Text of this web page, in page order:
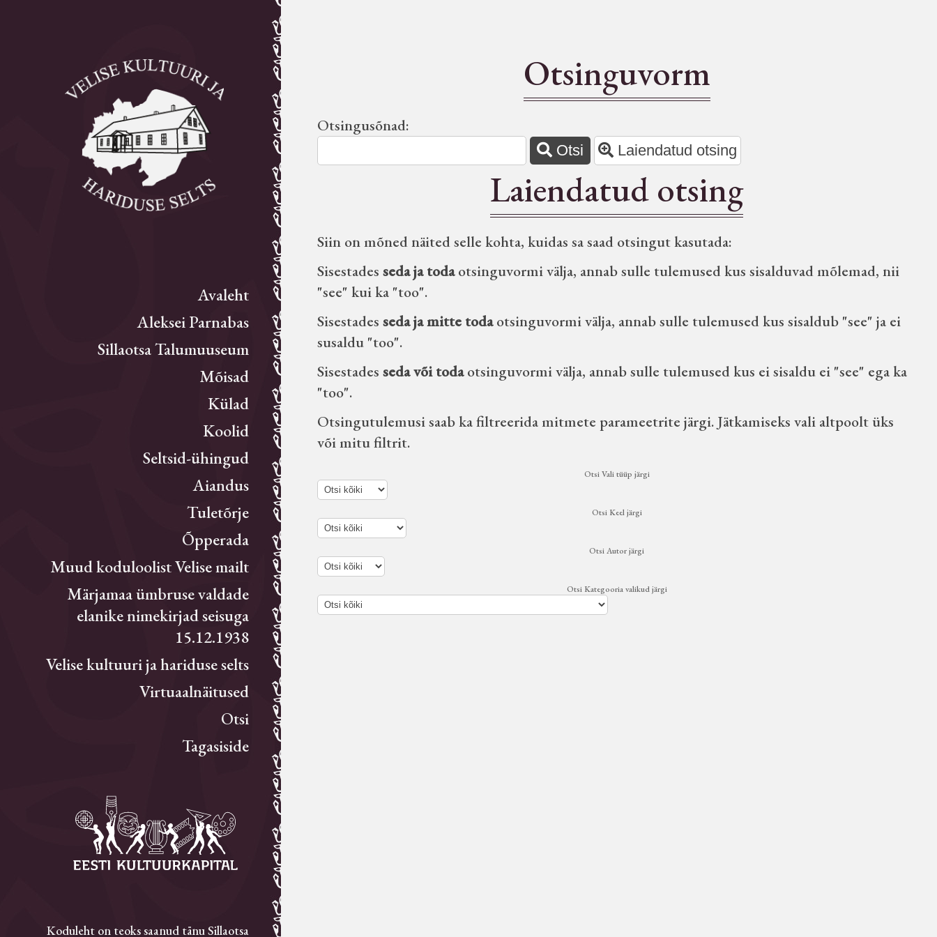
Avaleht
Aleksei Parnabas
Sillaotsa Talumuuseum
Mõisad
Külad
Koolid
Seltsid-ühingud
Aiandus
Tuletõrje
Õpperada
Muud koduloolist Velise mailt
Märjamaa ümbruse valdade
elanike nimekirjad seisuga
15.12.1938
Velise kultuuri ja hariduse selts
Virtuaalnäitused
Otsi
Tagasiside
Koduleht on teoks saanud tänu Sillaotsa
Otsinguvorm
Otsingusõnad:
Type 2 or more characters for
Otsi Laiendatud otsing
Laiendatud otsing
Siin on mõned näited selle kohta, kuidas sa saad otsingut kasutada:
Sisestadesseda ja todaotsinguvormi välja, annab sulle tulemused kus sisalduvad mõlemad, nii
"see" kui ka "too".
Sisestadesseda ja mitte todaotsinguvormi välja, annab sulle tulemused kus sisaldub "see" ja ei
susaldu "too".
Sisestadesseda või todaotsinguvormi välja, annab sulle tulemused kus ei sisaldu ei "see" ega ka
"too".
Otsingutulemusi saab ka filtreerida mitmete parameetrite järgi. Jätkamiseks vali altpoolt üks
või mitu filtrit.
Otsi Vali tüüp järgi
Otsi Keel järgi
Otsi Autor järgi
Otsi Kategooria valikud järgi